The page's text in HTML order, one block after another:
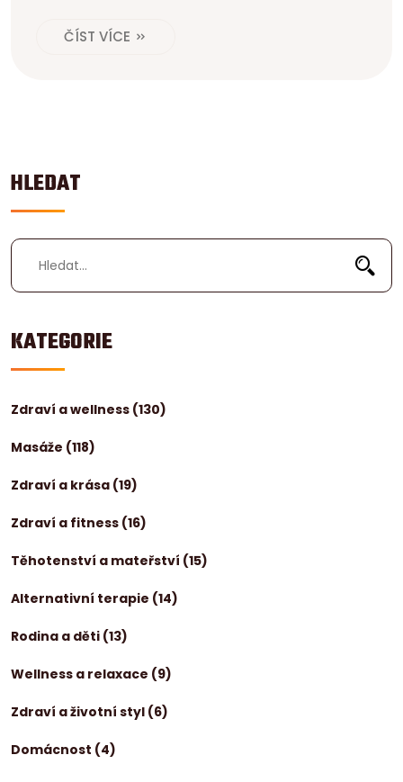
HLEDAT
KATEGORIE
Zdraví a wellness (130)
Masáže (118)
Zdraví a krása (19)
Zdraví a fitness (16)
Těhotenství a mateřství (15)
Alternativní terapie (14)
Rodina a děti (13)
Wellness a relaxace (9)
Zdraví a životní styl (6)
Domácnost (4)
ČÍST VÍCE